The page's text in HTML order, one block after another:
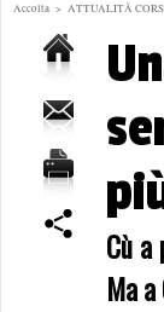
Accolta > ATTUALITÀ
Cù
Ma